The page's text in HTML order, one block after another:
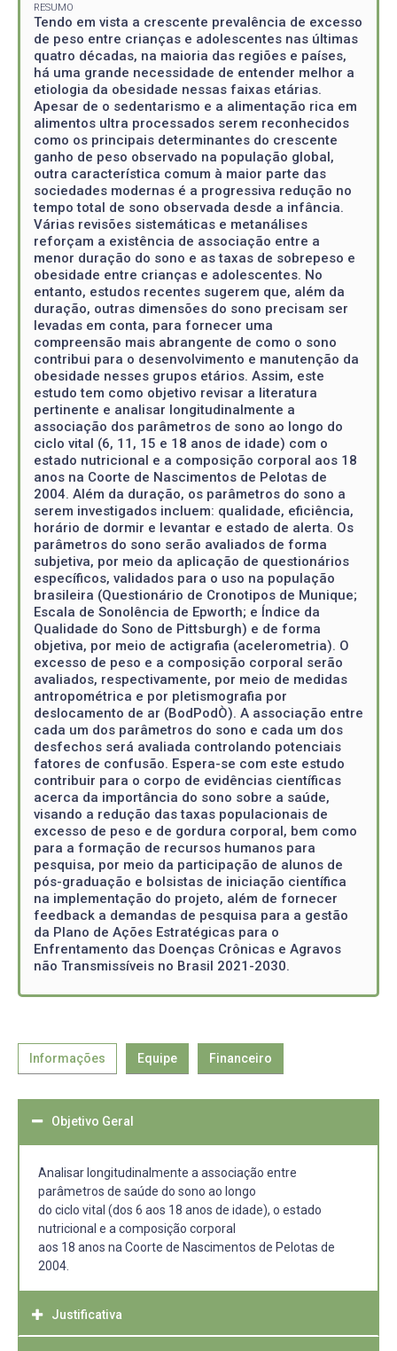
RESUMO
Tendo em vista a crescente prevalência de excesso
de peso entre crianças e adolescentes nas últimas
quatro décadas, na maioria das regiões e países,
há uma grande necessidade de entender melhor a
etiologia da obesidade nessas faixas etárias.
Apesar de o sedentarismo e a alimentação rica em
alimentos ultra processados serem reconhecidos
como os principais determinantes do crescente
ganho de peso observado na população global,
outra característica comum à maior parte das
sociedades modernas é a progressiva redução no
tempo total de sono observada desde a infância.
Várias revisões sistemáticas e metanálises
reforçam a existência de associação entre a
menor duração do sono e as taxas de sobrepeso e
obesidade entre crianças e adolescentes. No
entanto, estudos recentes sugerem que, além da
duração, outras dimensões do sono precisam ser
levadas em conta, para fornecer uma
compreensão mais abrangente de como o sono
contribui para o desenvolvimento e manutenção da
obesidade nesses grupos etários. Assim, este
estudo tem como objetivo revisar a literatura
pertinente e analisar longitudinalmente a
associação dos parâmetros de sono ao longo do
ciclo vital (6, 11, 15 e 18 anos de idade) com o
estado nutricional e a composição corporal aos 18
anos na Coorte de Nascimentos de Pelotas de
2004. Além da duração, os parâmetros do sono a
serem investigados incluem: qualidade, eficiência,
horário de dormir e levantar e estado de alerta. Os
parâmetros do sono serão avaliados de forma
subjetiva, por meio da aplicação de questionários
específicos, validados para o uso na população
brasileira (Questionário de Cronotipos de Munique;
Escala de Sonolência de Epworth; e Índice da
Qualidade do Sono de Pittsburgh) e de forma
objetiva, por meio de actigrafia (acelerometria). O
excesso de peso e a composição corporal serão
avaliados, respectivamente, por meio de medidas
antropométrica e por pletismografia por
deslocamento de ar (BodPodÒ). A associação entre
cada um dos parâmetros do sono e cada um dos
desfechos será avaliada controlando potenciais
fatores de confusão. Espera-se com este estudo
contribuir para o corpo de evidências científicas
acerca da importância do sono sobre a saúde,
visando a redução das taxas populacionais de
excesso de peso e de gordura corporal, bem como
para a formação de recursos humanos para
pesquisa, por meio da participação de alunos de
pós-graduação e bolsistas de iniciação científica
na implementação do projeto, além de fornecer
feedback a demandas de pesquisa para a gestão
da Plano de Ações Estratégicas para o
Enfrentamento das Doenças Crônicas e Agravos
não Transmissíveis no Brasil 2021-2030.
Informações Equipe Financeiro
Objetivo Geral
Analisar longitudinalmente a associação entre
parâmetros de saúde do sono ao longo
do ciclo vital (dos 6 aos 18 anos de idade), o estado
nutricional e a composição corporal
aos 18 anos na Coorte de Nascimentos de Pelotas de
2004.
Justificativa